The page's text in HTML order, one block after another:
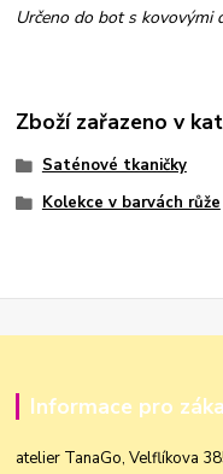
Určeno do bot s kovovými
Zboží zařazeno v
Saténové tkaničky
Kolekce v barvách růže
Informace pro
atelier TanaGo, Velflíkova